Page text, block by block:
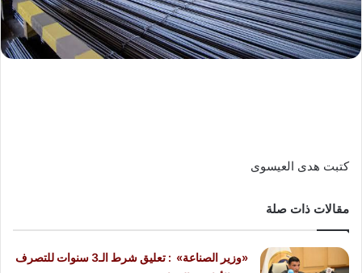
كتبت هدى العيسوى
مقالات ذات صلة
«وزير الصناعة» : تعليق شرط الـ3 سنوات للتصرف